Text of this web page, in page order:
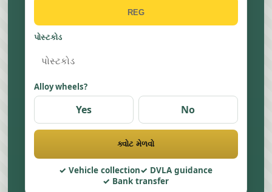
પોસ્ટકોડ
Alloy wheels?
Yes No
ક્વોટ મેળવો
Vehicle collection
DVLA guidance
Bank transfer